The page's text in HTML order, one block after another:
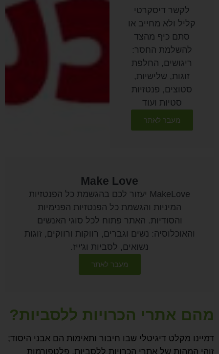
לקשר דיסקרטי
קליל ולא מחייב או
סתם כיף מהצד
להשלמת החסר:
ריגושים, החלפת
זוגות, שלישיות,
סטוצים, פנטזיות
סטיות ועוד
מעבר לאתר
Make Love
MakeLove יעזור לכם בהגשמת כל הפנטזיות
המיניות והגשמת כל הפנטזיות הפנימיות
והסודיות. האתר פתוח לכל סוגי האנשים
והאוכלוסיה: נשים וגברים, רווקות ורווקים, זוגות
נשואים, לסביות וג'ייז.
מעבר לאתר
מהם אתרי הכרויות ללסביות?
דמיינו מקלט דיגיטלי שבו חיבור ותאימות הם אבני היסוד;
זוהי המהות של אתרי הכרויות ללסביות. פלטפורמות